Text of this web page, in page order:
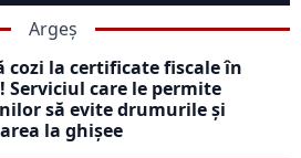
Argeș
cozi la certificate fiscale în
Serviciul care le permite
să evite drumurile și
la ghișee